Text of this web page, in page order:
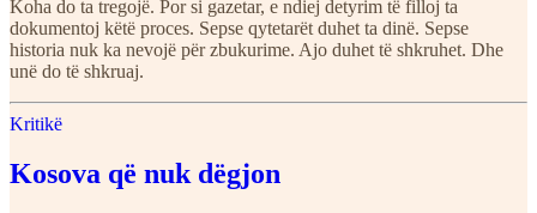
Koha do ta tregojë. Por si gazetar, e ndiej detyrim të filloj ta
dokumentoj këtë proces. Sepse qytetarët duhet ta dinë. Sepse
historia nuk ka nevojë për zbukurime. Ajo duhet të shkruhet. Dhe
unë do të shkruaj.
Kritikë
Kosova që nuk dëgjon